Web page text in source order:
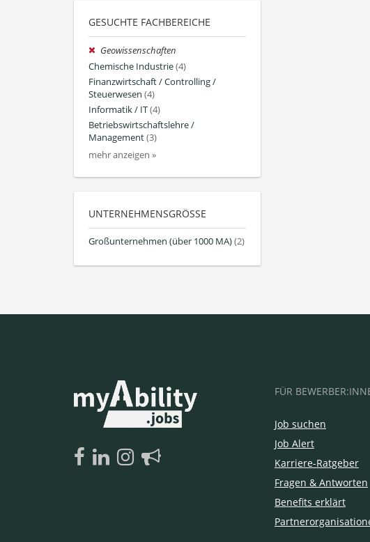
GESUCHTE FACHBEREICHE
Geowissenschaften
Chemische Industrie(4)
Finanzwirtschaft / Controlling /
Steuerwesen (4)
Informatik / IT(4)
Betriebswirtschaftslehre /
Management(3)
mehr anzeigen »
UNTERNEHMENSGRÖSSE
Großunternehmen (über 1000 MA)(2)
FÜR
Job suchen
Job Alert
Karriere-Ratgeber
Fragen & Antworten
Benefits erklärt